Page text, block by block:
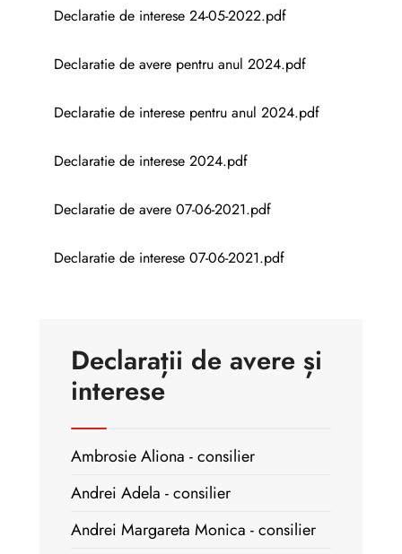
Declaratie de interese 24-05-2022.pdf
Declaratie de avere pentru anul 2024.pdf
Declaratie de interese pentru anul 2024.pdf
Declaratie de interese 2024.pdf
Declaratie de avere 07-06-2021.pdf
Declaratie de interese 07-06-2021.pdf
Declarații de avere și
interese
Ambrosie Aliona - consilier
Andrei Adela - consilier
Andrei Margareta Monica - consilier